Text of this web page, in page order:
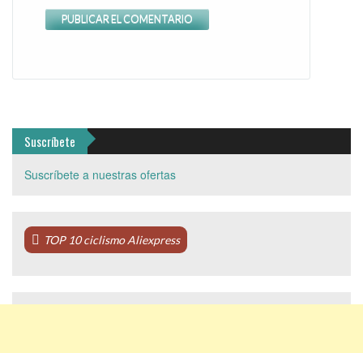
Suscríbete
Suscríbete a nuestras ofertas
TOP 10 ciclismo Aliexpress